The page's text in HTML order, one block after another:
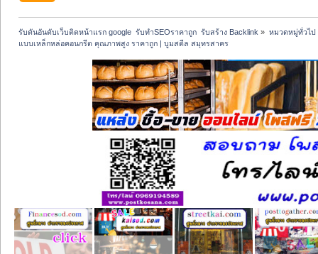
รับดันอันดับเว็บติดหน้าแรก google  รับทำSEOราคาถูก  รับสร้าง Backlink » หมวดหมู่ทั่วไป
แบบเหล็กหล่อคอนกรีต คุณภาพสูง ราคาถูก | บูมสตีล สมุทรสาคร